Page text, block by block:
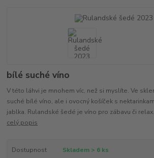
bílé suché víno
V této láhvi je mnohem víc, než si myslíte. Ve
suché bílé víno, ale i ovocný košíček s
jablka. Rulandské šedé je víno pro zábavu či
celý popis
Dostupnost Skladem > 6 ks